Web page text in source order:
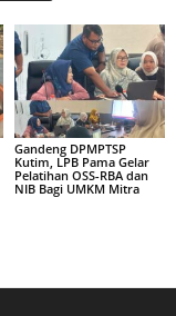
Gandeng DPMPTSP
Kutim, LPB Pama Gelar
Pelatihan OSS-RBA dan
NIB Bagi UMKM Mitra